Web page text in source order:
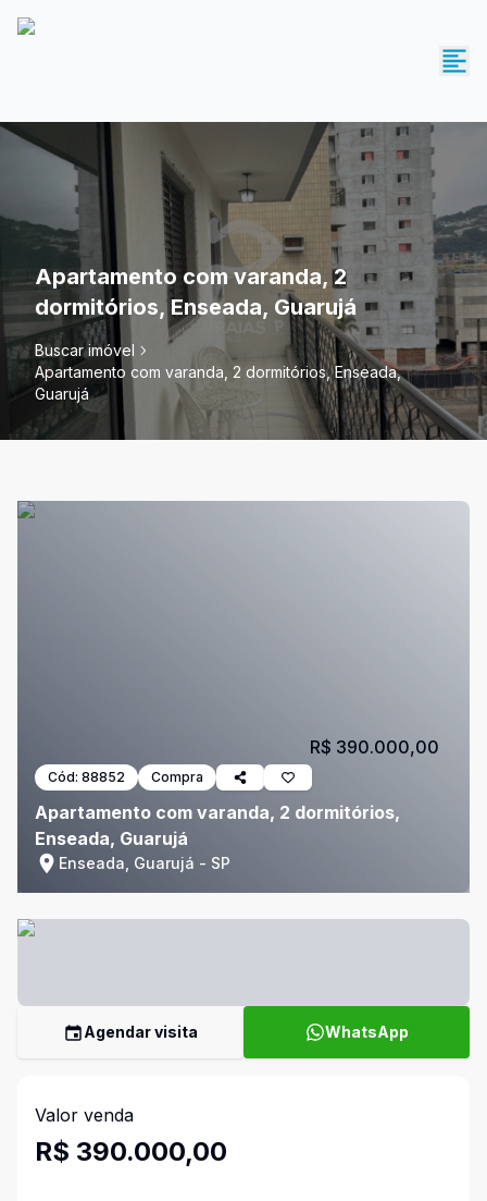
Apartamento com varanda, 2
dormitórios, Enseada, Guarujá
Buscar imóvel
Apartamento com varanda, 2 dormitórios, Enseada,
Guarujá
Cód: 88852 Compra
Apartamento com varanda, 2 dormitórios,
Enseada, Guarujá
Enseada, Guarujá - SP
R$ 390.000,00
Agendar visita WhatsApp
Valor venda
R$ 390.000,00